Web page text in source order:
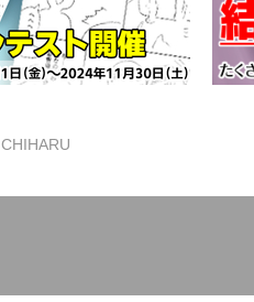
CHIHARU